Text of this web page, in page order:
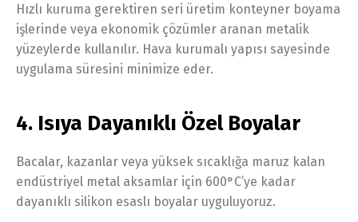
Hızlı kuruma gerektiren seri üretim konteyner boyama
işlerinde veya ekonomik çözümler aranan metalik
yüzeylerde kullanılır. Hava kurumalı yapısı sayesinde
uygulama süresini minimize eder.
4. Isıya Dayanıklı Özel Boyalar
Bacalar, kazanlar veya yüksek sıcaklığa maruz kalan
endüstriyel metal aksamlar için 600°C’ye kadar
dayanıklı silikon esaslı boyalar uyguluyoruz.